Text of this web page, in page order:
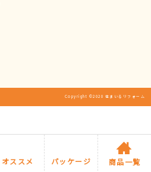
Copyright ©2020 住まいるリフォーム
オススメ パッケージ 商品一覧